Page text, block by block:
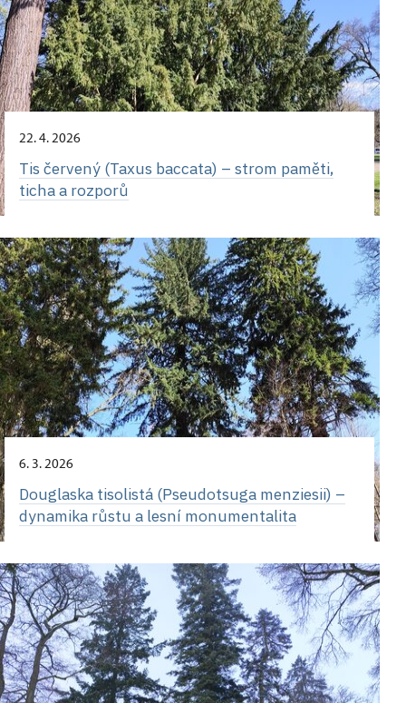
22. 4. 2026
Tis červený (Taxus baccata) – strom paměti,
ticha a rozporů
6. 3. 2026
Douglaska tisolistá (Pseudotsuga menziesii) –
dynamika růstu a lesní monumentalita